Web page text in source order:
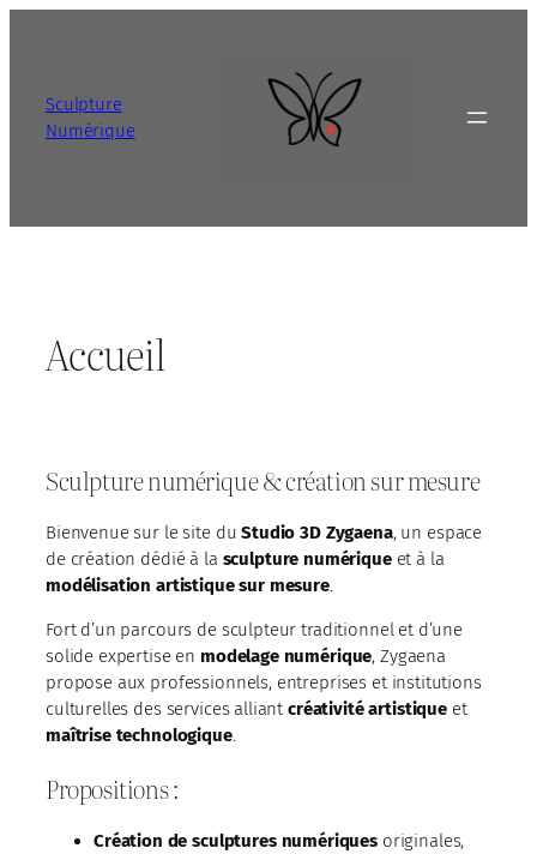
Sculpture
Numérique
Accueil
Sculpture numérique & création sur mesure
Bienvenue sur le site duStudio 3D Zygaena, un espace
de création dédié à la sculpture numériqueet à la
modélisation artistique sur mesure.
Fort d’un parcours de sculpteur traditionnel et d’une
solide expertise en modelage numérique, Zygaena
propose aux professionnels, entreprises et institutions
culturelles des services alliantcréativité artistiqueet
maîtrise technologique.
Propositions :
Création de sculptures numériques originales,